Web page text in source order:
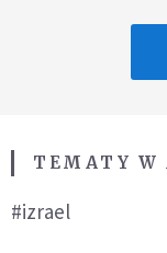
TEMATY W
#izrael